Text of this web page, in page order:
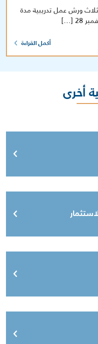
ورش عمل تدريبية مدة
[…]
أكمل القراءة
أخرى